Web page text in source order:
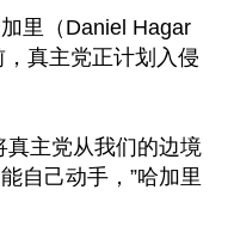
里（Daniel Hagar
真主党正计划入侵
真主党从我们的边境
自己动手，”哈加里